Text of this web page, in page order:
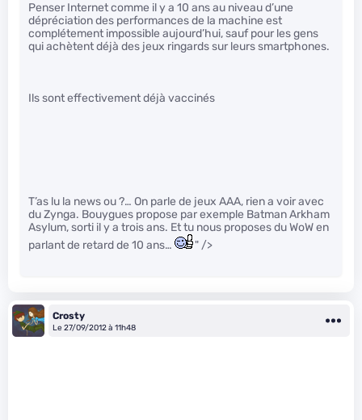
Penser Internet comme il y a 10 ans au niveau d’une
dépréciation des performances de la machine est
complétement impossible aujourd’hui, sauf pour les gens
qui achètent déjà des jeux ringards sur leurs smartphones.
Ils sont effectivement déjà vaccinés
T’as lu la news ou ?… On parle de jeux AAA, rien a voir avec
du Zynga. Bouygues propose par exemple Batman Arkham
Asylum, sorti il y a trois ans. Et tu nous proposes du WoW en
parlant de retard de 10 ans…
" />
Crosty
Le 27/09/2012 à 11h48